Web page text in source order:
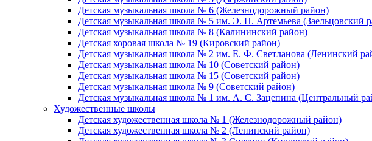
Детская музыкальная школа № 6 (Железнодорожный район)
Детская музыкальная школа № 5 им. Э. Н. Артемьева (Заельцовский
Детская музыкальная школа № 8 (Калининский район)
Детская хоровая школа № 19 (Кировский район)
Детская музыкальная школа № 2 им. Е. Ф. Светланова (Ленинский
Детская музыкальная школа № 10 (Советский район)
Детская музыкальная школа № 15 (Советский район)
Детская музыкальная школа № 9 (Советский район)
Детская музыкальная школа № 1 им. А. С. Зацепина (Центральный
Художественные школы
Детская художественная школа № 1 (Железнодорожный район)
Детская художественная школа № 2 (Ленинский район)